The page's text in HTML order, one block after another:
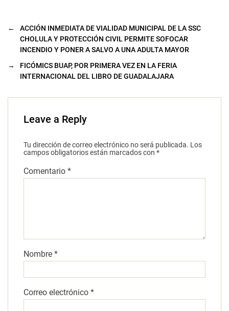
←
ACCIÓN INMEDIATA DE VIALIDAD MUNICIPAL DE LA SSC
CHOLULA Y PROTECCIÓN CIVIL PERMITE SOFOCAR
INCENDIO Y PONER A SALVO A UNA ADULTA MAYOR
→
FICÓMICS BUAP, POR PRIMERA VEZ EN LA FERIA
INTERNACIONAL DEL LIBRO DE GUADALAJARA
Leave a Reply
Tu dirección de correo electrónico no será publicada. Los
campos obligatorios están marcados con *
Comentario *
Nombre *
Correo electrónico *